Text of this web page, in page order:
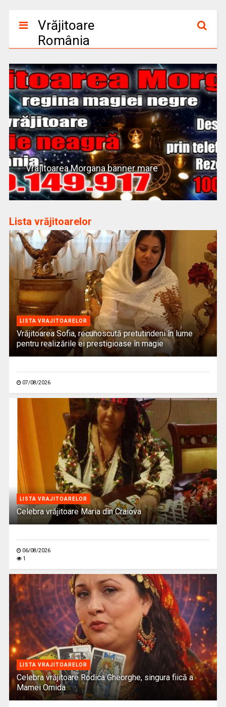
Vrăjitoare
România
Vrajitoarea Morgana banner mare
Lista vrăjitoarelor
LISTA VRAJITOARELOR
Vrăjitoarea Sofia, recunoscută pretutindeni în lume
pentru realizările ei prestigioase în magie
07/08/2026
LISTA VRAJITOARELOR
Celebra vrăjitoare Maria din Craiova
06/08/2026
1
LISTA VRAJITOARELOR
Celebra vrăjitoare Rodica Gheorghe, singura fiică a
Mamei Omida